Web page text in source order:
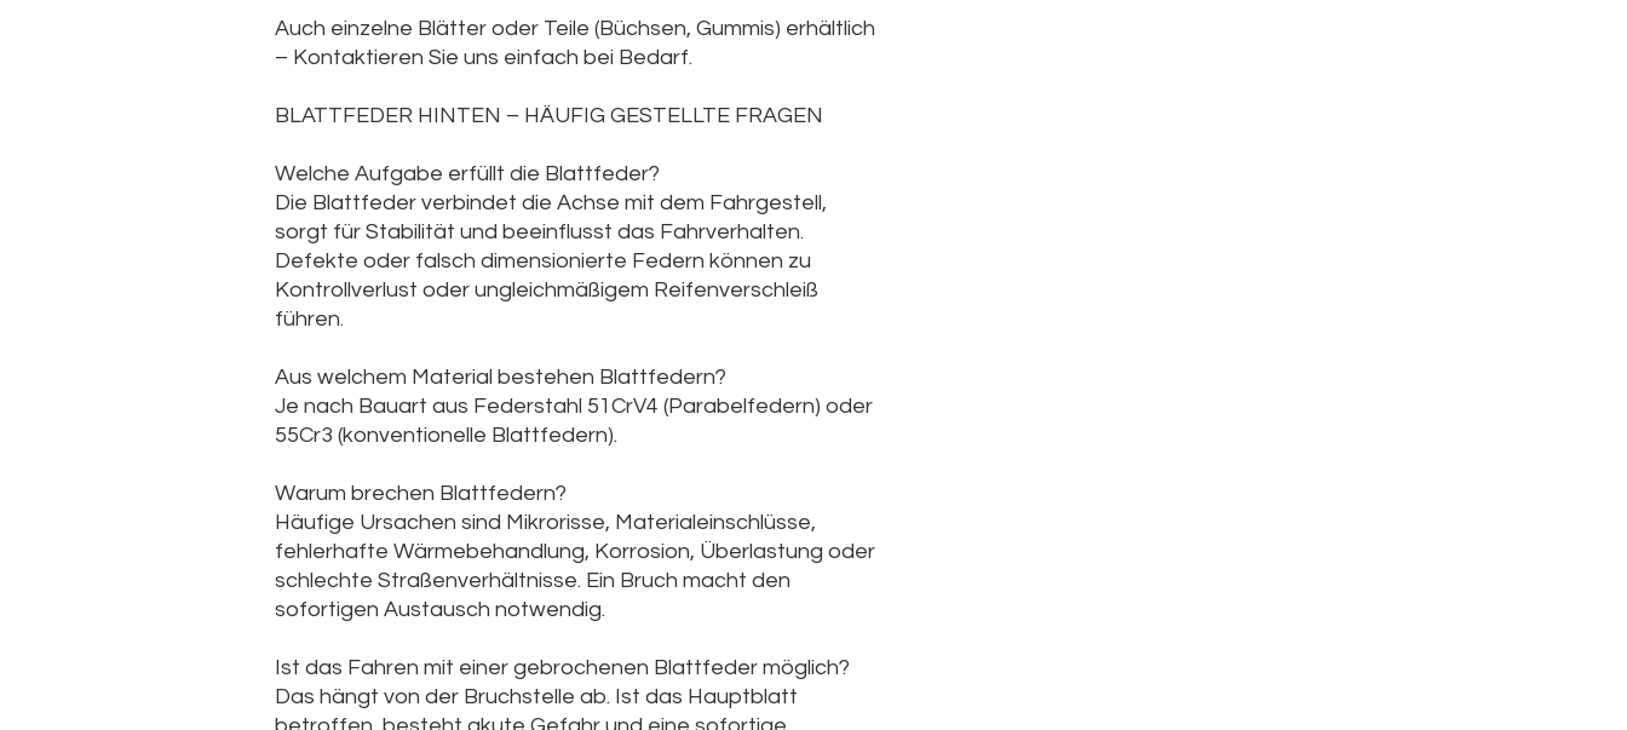
Auch einzelne Blätter oder Teile (Büchsen, Gummis) erhältlich
– Kontaktieren Sie uns einfach bei Bedarf.
BLATTFEDER HINTEN – HÄUFIG GESTELLTE FRAGEN
Welche Aufgabe erfüllt die Blattfeder?
Die Blattfeder verbindet die Achse mit dem Fahrgestell,
sorgt für Stabilität und beeinflusst das Fahrverhalten.
Defekte oder falsch dimensionierte Federn können zu
Kontrollverlust oder ungleichmäßigem Reifenverschleiß
führen.
Aus welchem Material bestehen Blattfedern?
Je nach Bauart aus Federstahl 51CrV4 (Parabelfedern) oder
55Cr3 (konventionelle Blattfedern).
Warum brechen Blattfedern?
Häufige Ursachen sind Mikrorisse, Materialeinschlüsse,
fehlerhafte Wärmebehandlung, Korrosion, Überlastung oder
schlechte Straßenverhältnisse. Ein Bruch macht den
sofortigen Austausch notwendig.
Ist das Fahren mit einer gebrochenen Blattfeder möglich?
Das hängt von der Bruchstelle ab. Ist das Hauptblatt